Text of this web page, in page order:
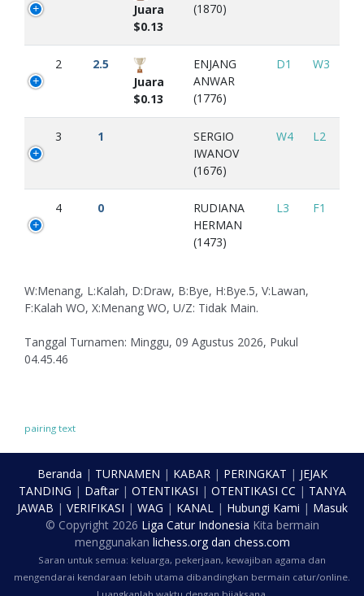
Juara
$0.13
(1870)
2
2.5
Juara
$0.13
ENJANG
ANWAR
(1776)
D1 W3
3 1
SERGIO
IWANOV
(1676)
W4 L2
4 0
RUDIANA
HERMAN
(1473)
L3 F1
W:Menang, L:Kalah, D:Draw, B:Bye, H:Bye.5, V:Lawan,
F:Kalah WO, X:Menang WO, U/Z: Tidak Main.
Tanggal Turnamen: Minggu, 09 Agustus 2026, Pukul
04.45.46
pairing text
Beranda | TURNAMEN | KABAR| PERINGKAT | JEJAK
TANDING | Daftar| OTENTIKASI | OTENTIKASI CC | TANYA
JAWAB | VERIFIKASI | WAG | KANAL| Hubungi Kami | Masuk
© Copyright 2026 Liga Catur Indonesia Kita bermain
menggunakan lichess.orgdan chess.com
Saran untuk semua: keluarga, pekerjaan, kewajiban agama dan
mengendarai kendaraan lebih utama dibandingkan bermain catur/online.